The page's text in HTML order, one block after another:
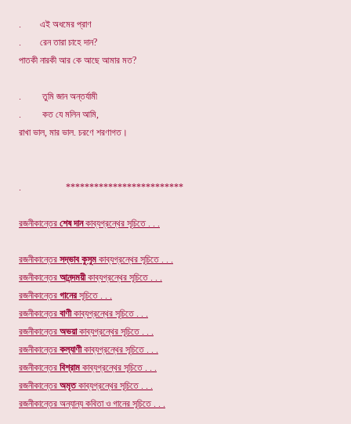
. এই অধমের প্রাণ
. রেন তারা চাহে দান?
পাতকী নারকী আর কে আছে আমার মত?
. তুমি জান অন্তর্যামী
. কত যে মলিন আমি,
রাখা ভাল, মার ভাল. চরণে শরণাগত।
. *************************
রজনীকান্তের শেষ দানকাব্যগ্রন্থের সূচিতে . . .
রজনীকান্তের সদ্ভাব কুসুম কাব্যগ্রন্থের সূচিতে . . .
রজনীকান্তের আনন্দময়ীকাব্যগ্রন্থের সূচিতে . . .
রজনীকান্তের গানেরসূচিতে . . .
রজনীকান্তের বাণীকাব্যগ্রন্থের সূচিতে . . .
রজনীকান্তের অভয়াকাব্যগ্রন্থের সূচিতে . . .
রজনীকান্তের কল্যাণীকাব্যগ্রন্থের সূচিতে . . .
রজনীকান্তের বিশ্রাম কাব্যগ্রন্থের সূচিতে . . .
রজনীকান্তের অমৃতকাব্যগ্রন্থের সূচিতে . . .
রজনীকান্তের অন্যান্য কবিতা ও গানের সূচিতে . . .